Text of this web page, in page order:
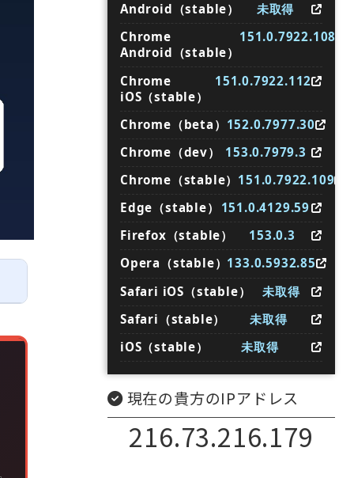
Android（stable）
未取得
Chrome
Android（stable）
151.0.7922.108
Chrome
iOS（stable）
151.0.7922.112
Chrome（beta） 152.0.7977.30
Chrome（dev）
153.0.7979.3
Chrome（stable） 151.0.7922.109
Edge（stable）
151.0.4129.59
Firefox（stable）
153.0.3
Opera（stable） 133.0.5932.85
Safari iOS（stable）
未取得
Safari（stable）
未取得
iOS（stable）
未取得
現在の貴方のIPアドレス
216.73.216.179